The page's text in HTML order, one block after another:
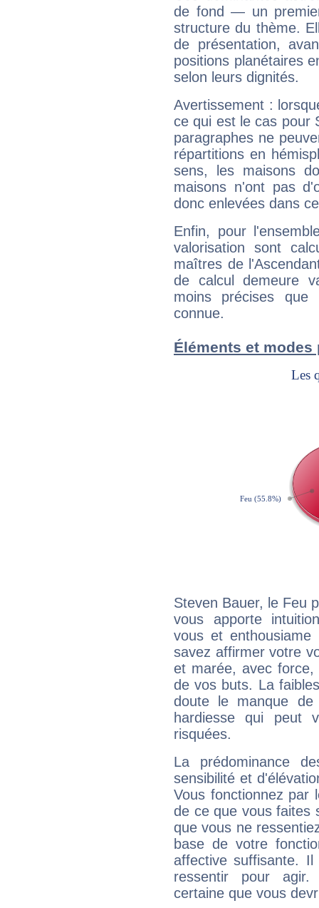
de fond — un
structure du thème.
de présentation,
positions planétaires
selon leurs dignités.
Avertissement :
ce qui est le cas pour
paragraphes ne
répartitions en
sens, les maisons
maisons n'ont pas
donc enlevées dans
Enfin, pour
valorisation sont
maîtres de
de calcul demeure
moins précises que
connue.
Éléments et modes
Steven Bauer, le Feu
vous apporte
vous et
savez affirmer votre
et marée, avec
de vos buts. La
doute le manque
hardiesse qui peut
risquées.
La prédominance
sensibilité et
Vous fonctionnez
de ce que vous faites
que vous ne
base de votre
affective suffisante.
ressentir pour agir.
certaine que vous